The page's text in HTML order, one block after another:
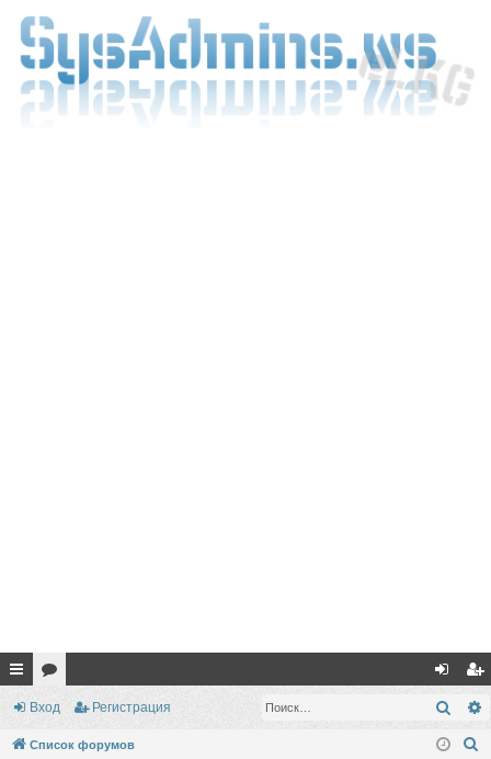
с
ы
ор хо
д
ег
ис
Вход Регистрация
Список форумов